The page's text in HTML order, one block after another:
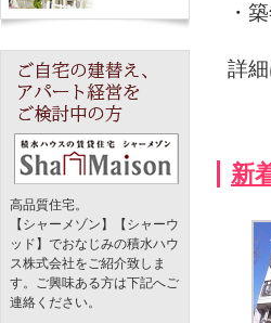
高品質住宅。
【シャーメゾン】【シャーウ
ッド】でおなじみの積水ハウ
ス株式会社をご紹介致しま
す。ご興味ある方は下記へご
連絡ください。
・
詳
新